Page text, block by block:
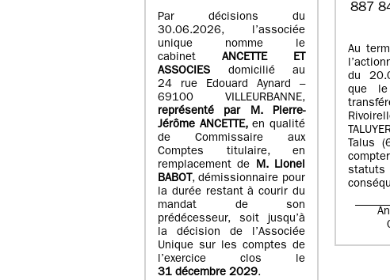
Par décisions du
30.06.2026, l’associée
unique nomme le
cabinet ANCETTE ET
ASSOCIES
domicilié au
24 rue Edouard Aynard –
69100 VILLEURBANNE,
représenté par M.Pierre-
Jérôme ANCETTE, en qualité
de Commissaire aux
Comptes titulaire, en
remplacement de M.Lionel
BABOT, démissionnaire pour
la durée restant à courir du
mandat de son
prédécesseur, soit jusqu’à
la décision de l’Associée
Unique sur les comptes de
l’exercice clos le
31 décembre 2029.
887
Au
du
que
Talus